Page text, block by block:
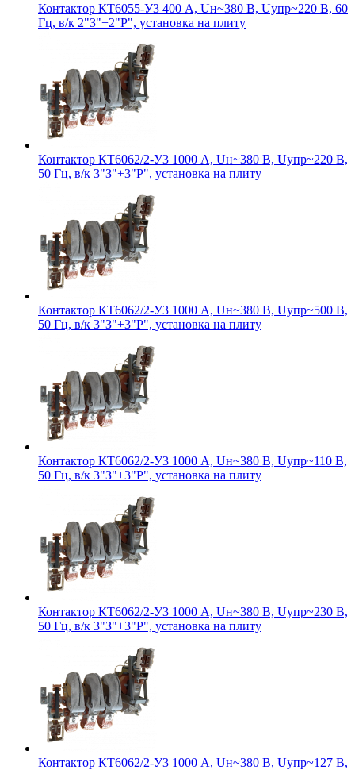
Контактор КТ6055-У3 400 А, Uн~380 В, Uупр~220 В, 60
Гц, в/к 2"З"+2"Р", установка на плиту
Контактор КТ6062/2-У3 1000 А, Uн~380 В, Uупр~220 В,
50 Гц, в/к 3"З"+3"Р", установка на плиту
Контактор КТ6062/2-У3 1000 А, Uн~380 В, Uупр~500 В,
50 Гц, в/к 3"З"+3"Р", установка на плиту
Контактор КТ6062/2-У3 1000 А, Uн~380 В, Uупр~110 В,
50 Гц, в/к 3"З"+3"Р", установка на плиту
Контактор КТ6062/2-У3 1000 А, Uн~380 В, Uупр~230 В,
50 Гц, в/к 3"З"+3"Р", установка на плиту
Контактор КТ6062/2-У3 1000 А, Uн~380 В, Uупр~127 В,